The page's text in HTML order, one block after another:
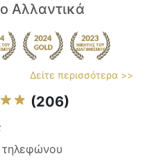
Αλλαντικά
Δείτε περισσότερα >>
(206)
τηλεφώνου